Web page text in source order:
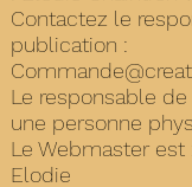
Contactez le
publication :
Le responsable
une personne
Le Webmaster est
Elodie